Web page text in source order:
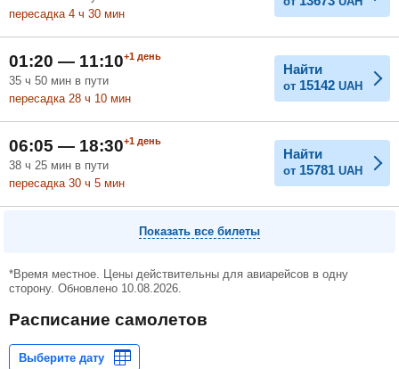
пересадка 4 ч 30 мин
01:20 — 11:10+1 день
35 ч 50 мин в пути
пересадка 28 ч 10 мин
Найти
от 15142 UAH
06:05 — 18:30+1 день
38 ч 25 мин в пути
пересадка 30 ч 5 мин
Найти
от 15781 UAH
Показать все билеты
*Время местное. Цены действительны для авиарейсов в одну
сторону. Обновлено 10.08.2026.
Расписание самолетов